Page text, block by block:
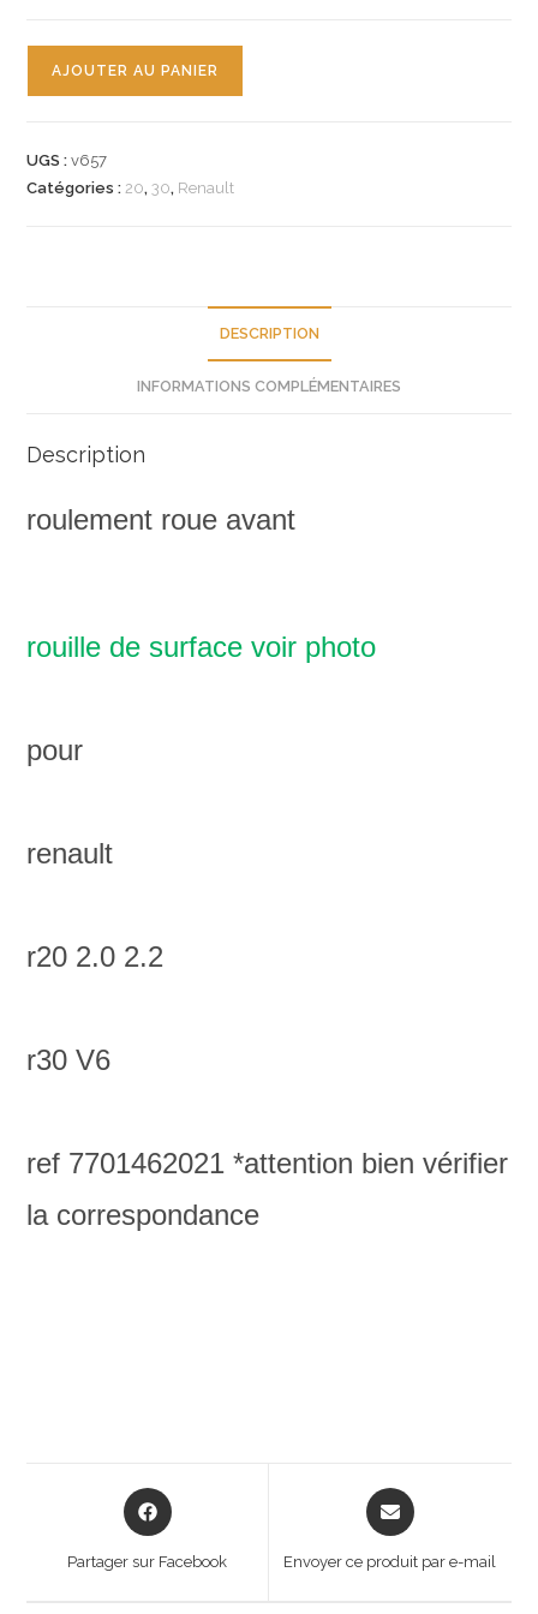
roue
AJOUTER AU PANIER
UGS :v657
Catégories :20,30, Renault
DESCRIPTION
INFORMATIONS COMPLÉMENTAIRES
Description
roulement roue avant
rouille de surface voir photo
pour
renault
r20 2.0 2.2
r30 V6
ref 7701462021*attention bien vérifier
la correspondance
Opens
in
Partager sur Facebook
Opens
in
new
Envoyer ce produit par e-mail